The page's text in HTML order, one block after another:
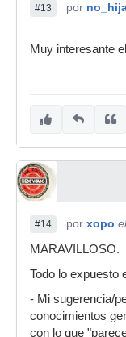
#13 por
Muy interesante
#14 por xopo
MARAVILLOSO.
Todo lo expuesto
- Mi sugerencia/
conocimientos
con lo que